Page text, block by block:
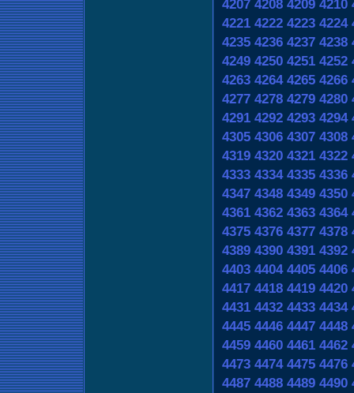
4207 4208 4209 4210
4221 4222 4223 4224
4235 4236 4237 4238
4249 4250 4251 4252
4263 4264 4265 4266
4277 4278 4279 4280
4291 4292 4293 4294
4305 4306 4307 4308
4319 4320 4321 4322
4333 4334 4335 4336
4347 4348 4349 4350
4361 4362 4363 4364
4375 4376 4377 4378
4389 4390 4391 4392
4403 4404 4405 4406
4417 4418 4419 4420
4431 4432 4433 4434
4445 4446 4447 4448
4459 4460 4461 4462
4473 4474 4475 4476
4487 4488 4489 4490